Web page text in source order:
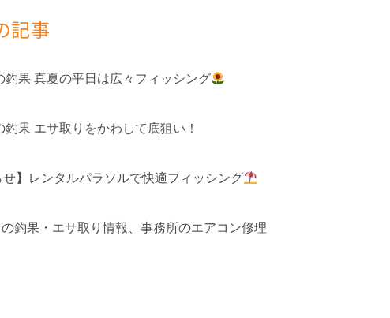
記事
釣果 真夏の平日は広々フィッシング
釣果 エサ取りをかわして底狙い！
せ】レンタルパラソルで快適フィッシング
釣果・エサ取り情報、事務所のエアコン修理